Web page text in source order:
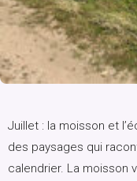
Juillet : la moisson et
des paysages qui
calendrier. La moisson